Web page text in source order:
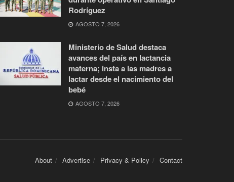
Rodríguez
AGOSTO 7, 2026
Ministerio de Salud destaca
avances del país en lactancia
materna; insta a las madres a
lactar desde el nacimiento del
bebé
AGOSTO 7, 2026
About Advertise Privacy & Policy Contact